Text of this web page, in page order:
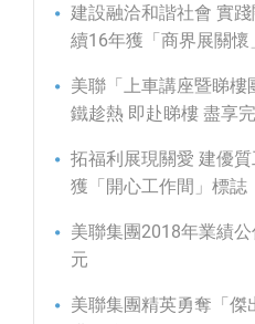
建設融洽和諧社會 實
續16年獲「商界展關懷
美聯「上車講座暨睇
鐵趁熱 即赴睇樓 盡享
拓福利展現關愛 建優
獲「開心工作間」標誌
美聯集團2018年業績
元
美聯集團精英勇奪「傑